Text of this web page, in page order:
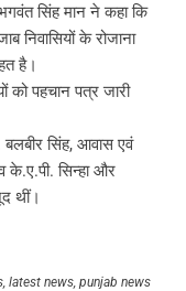
सिंह मान ने कहा कि
निवासियों के रोजाना
है।
पहचान पत्र जारी
बलबीर सिंह, आवास एवं
के.ए.पी. सिन्हा और
थीं।
, latest news, punjab news